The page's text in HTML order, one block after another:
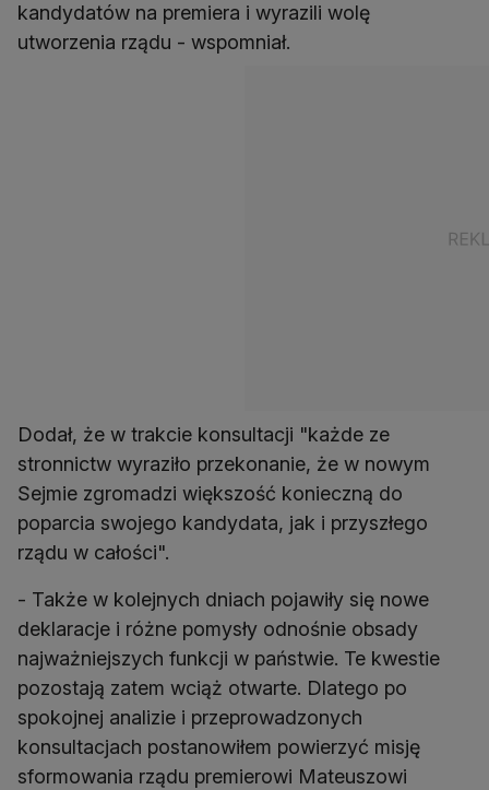
kandydatów na premiera i wyrazili wolę
utworzenia rządu - wspomniał.
Dodał, że w trakcie konsultacji "każde ze
stronnictw wyraziło przekonanie, że w nowym
Sejmie zgromadzi większość konieczną do
poparcia swojego kandydata, jak i przyszłego
rządu w całości".
- Także w kolejnych dniach pojawiły się nowe
deklaracje i różne pomysły odnośnie obsady
najważniejszych funkcji w państwie. Te kwestie
pozostają zatem wciąż otwarte. Dlatego po
spokojnej analizie i przeprowadzonych
konsultacjach postanowiłem powierzyć misję
sformowania rządu premierowi Mateuszowi